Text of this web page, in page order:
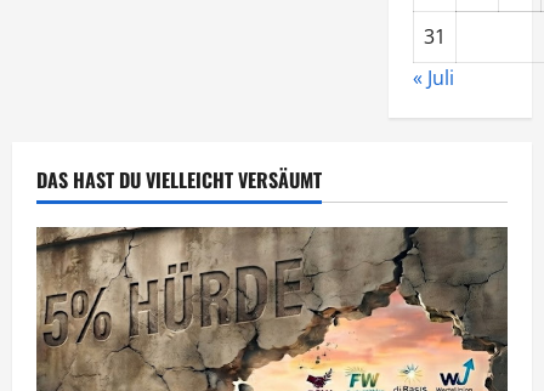
31
« Juli
DAS HAST DU VIELLEICHT VERSÄUMT